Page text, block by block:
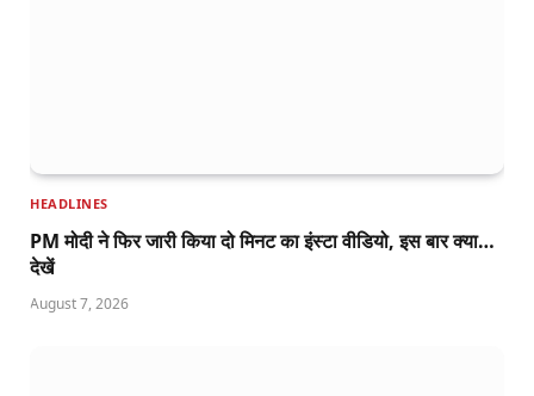
HEADLINES
PM मोदी ने फिर जारी किया दो मिनट का इंस्टा वीडियो, इस बार क्या…
देखें
August 7, 2026